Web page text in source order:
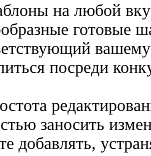
на любой
готовые
посреди
заносить
добавлять,